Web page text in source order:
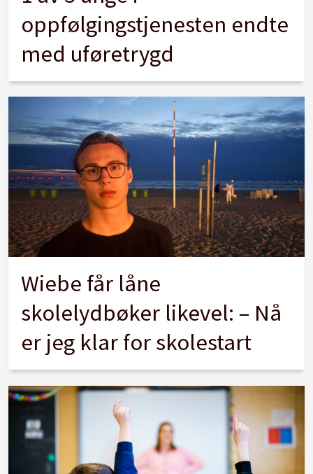
oppfølgingstjenesten endte
med uføretrygd
Wiebe får låne
skolelydbøker likevel: – Nå
er jeg klar for skolestart